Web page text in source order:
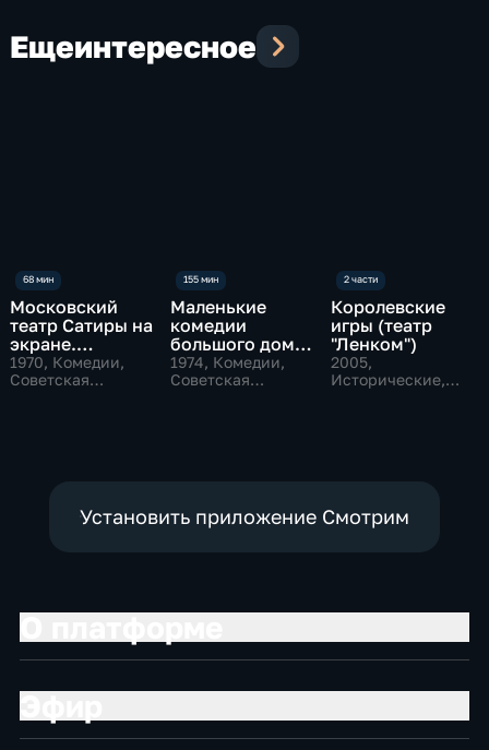
Ещеинтересное
Московский
театр Сатиры на
экране.
Любимые
спектакли в
1970, Комедии,
Советская
Маленькие
комедии
большого дома
(Театр Сатиры)
1974, Комедии,
Советская
Королевские
игры (театр
"Ленком")
2005,
Исторические,
Установить приложение Смотрим